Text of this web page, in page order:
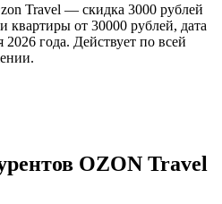
Travel — скидка 3000 рублей
квартиры от 30000 рублей, дата
2026 года. Действует по всей
OZON Travel